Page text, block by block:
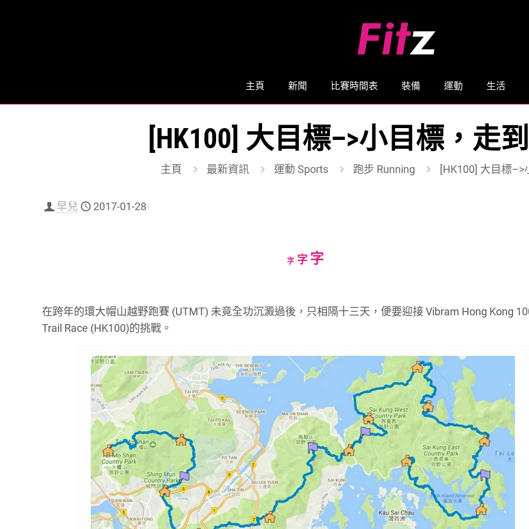
主頁 新聞 比賽時間表 裝備 運動 生活
[HK100] 大目標–>小目標，走
主頁 最新資訊 運動 Sports 跑步 Running [HK100] 大目標
早兒 2017-01-28
字Decrease
字Reset
字Increase
在跨年的環大帽山越野跑賽 (UTMT) 未竟全功沉澱過後，只相隔十三天，便要迎接 Vibram Hong Kong
Trail Race (HK100)的挑戰。